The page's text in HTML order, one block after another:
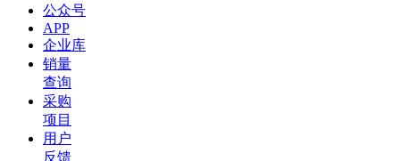
公众号
APP
企业库
销量
查询
采购
项目
用户
反馈